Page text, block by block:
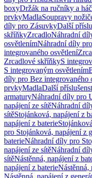
boxyDržák na ručníky a
prvkyMadlaSoupravy
díly pro ZásuvkyDalší
skříňkyZrcadloNáhradní
osvětlenímNáhradní díly
integrovaného osvětlení
Zrcadlové skříňkyS
S integrovaným osvětlením
díly pro Bez integrovaného
prvkyMadlaDalší
armaturyNáhradní díly pro
napájení ze sítěNáhradní
sítěStojánková, napájení z
napájení z baterie
pro Stojánková, napájení z
baterieNáhradní díly pro
napájení ze sítěNáhradní
sítěNástěnná, napájení z
napájení z baterieNástěnná,
Nástěnná, napájení z